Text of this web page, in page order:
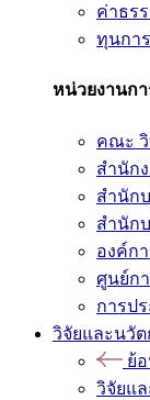
ค่าธร
ทุนกา
หน่วยงานก
คณะ
สำนัก
สำนัก
สำนัก
องค์ก
ศูนย์ก
การป
วิจัยและนวัต
ย้
วิจัยแ